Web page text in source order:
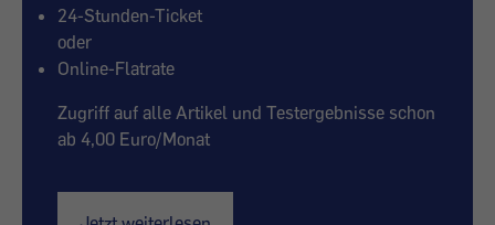
24-Stunden-Ticket
oder
Online-Flatrate
Zugriff auf alle Artikel und Testergebnisse schon
ab 4,00 Euro/Monat